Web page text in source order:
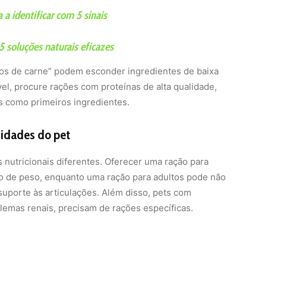
a identificar com 5 sinais
soluções naturais eficazes
de carne” podem esconder ingredientes de baixa
procure rações com proteínas de alta qualidade,
como primeiros ingredientes.
do pet
diferentes. Oferecer uma ração para
peso, enquanto uma ração para adultos pode não
às articulações. Além disso, pets com
renais, precisam de rações específicas.